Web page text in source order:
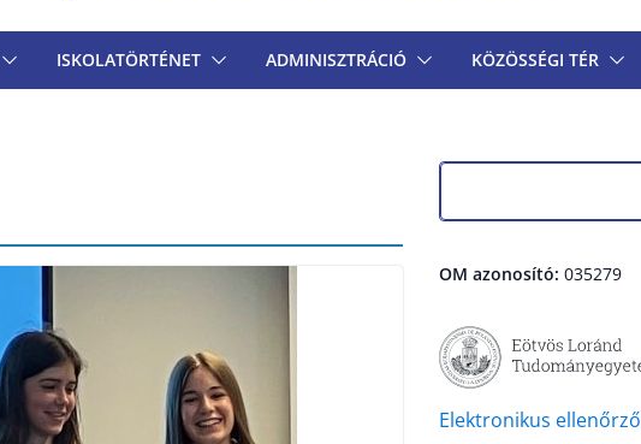
ISKOLATÖRTÉNET ADMINISZTRÁCIÓ KÖZÖSSÉGI TÉR
OM azonosító: 035279
Elektronikus ellenőrző